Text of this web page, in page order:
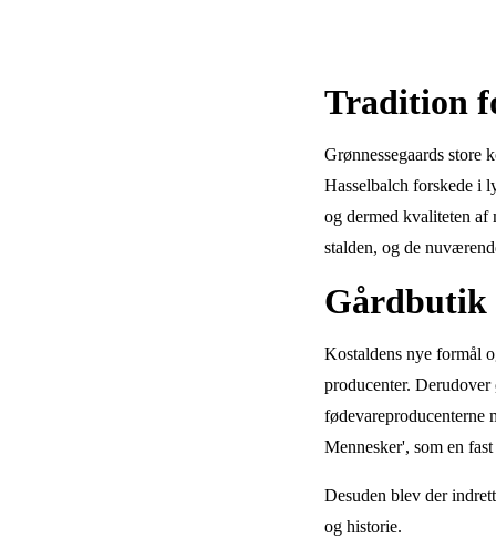
Tradition
Grønnessegaards
Hasselbalch forskede i
og dermed kvaliteten
stalden, og de
Gårdbutik
Kostaldens nye formål
producenter.
fødevareproducenterne
Mennesker', som en
Desuden blev der
og historie.